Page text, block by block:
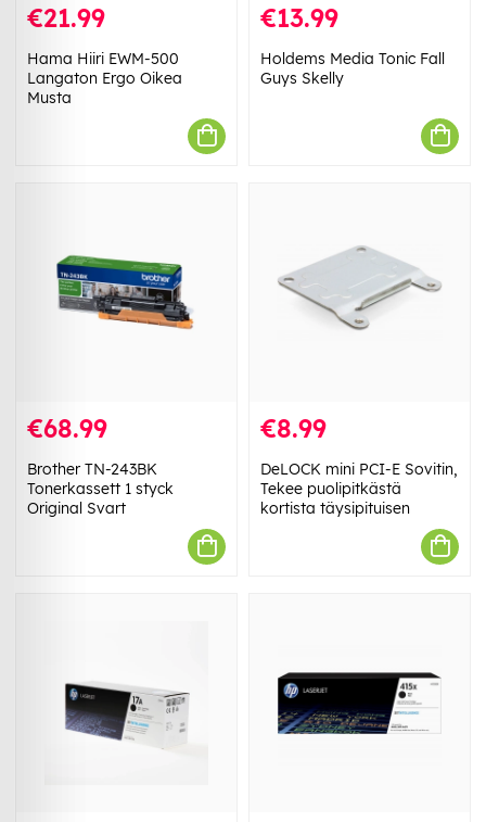
€21.99
Hama Hiiri EWM-500
Langaton Ergo Oikea
Musta
€13.99
Holdems Media Tonic Fall
Guys Skelly
€68.99
Brother TN-243BK
Tonerkassett 1 styck
Original Svart
€8.99
DeLOCK mini PCI-E Sovitin,
Tekee puolipitkästä
kortista täysipituisen